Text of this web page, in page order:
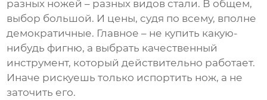
разных ножей – разных видов стали. В общем,
выбор большой. И цены, судя по всему, вполне
демократичные. Главное – не купить какую-
нибудь фигню, а выбрать качественный
инструмент, который действительно работает.
Иначе рискуешь только испортить нож, а не
заточить его.